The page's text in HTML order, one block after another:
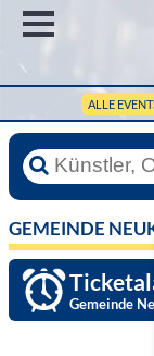
ALLE
GEMEINDE
Gemeinde